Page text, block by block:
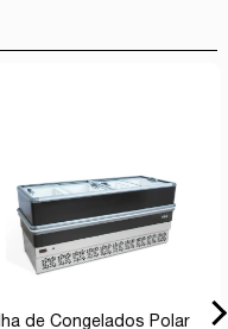
Ilha de Congelados Polar